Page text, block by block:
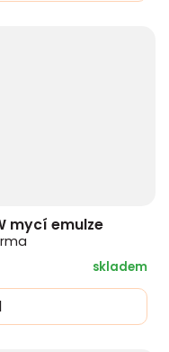
mycí emulze
skladem